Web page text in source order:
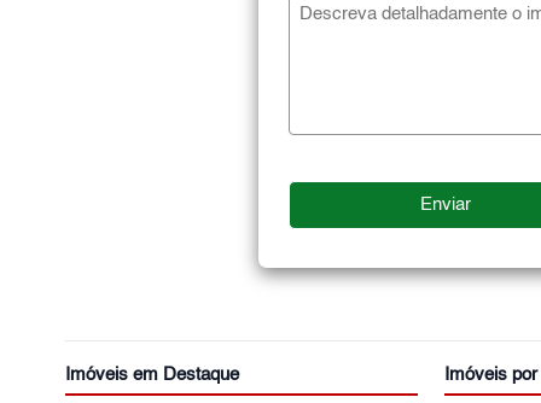
Imóveis em Destaque Imóveis